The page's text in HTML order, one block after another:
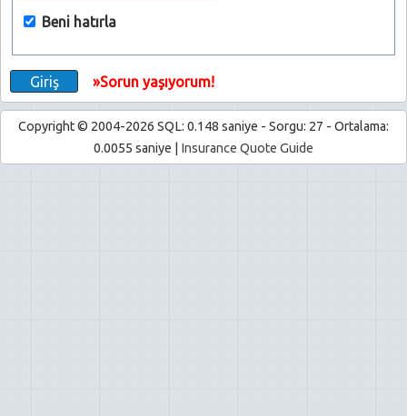
Beni hatırla
»Sorun yaşıyorum!
Copyright © 2004-2026 SQL: 0.148 saniye - Sorgu: 27 - Ortalama:
0.0055 saniye | Insurance Quote Guide